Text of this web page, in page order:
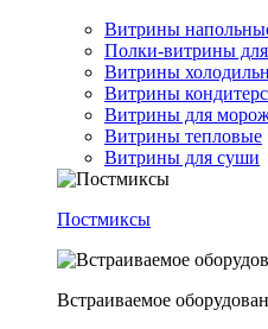
Витрины
Полки-витрины
Витрины
Витрины
Витрины для
Витрины тепловые
Витрины для суши
Постмиксы
Встраиваемое